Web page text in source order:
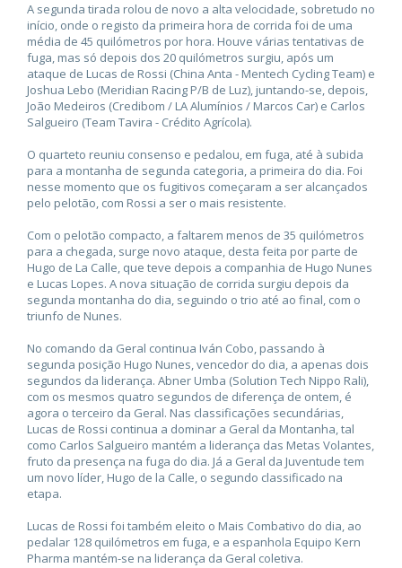
A segunda tirada rolou de novo a alta velocidade, sobretudo no
início, onde o registo da primeira hora de corrida foi de uma
média de 45 quilómetros por hora. Houve várias tentativas de
fuga, mas só depois dos 20 quilómetros surgiu, após um
ataque de Lucas de Rossi (China Anta - Mentech Cycling Team) e
Joshua Lebo (Meridian Racing P/B de Luz), juntando-se, depois,
João Medeiros (Credibom / LA Alumínios / Marcos Car) e Carlos
Salgueiro (Team Tavira - Crédito Agrícola).
O quarteto reuniu consenso e pedalou, em fuga, até à subida
para a montanha de segunda categoria, a primeira do dia. Foi
nesse momento que os fugitivos começaram a ser alcançados
pelo pelotão, com Rossi a ser o mais resistente.
Com o pelotão compacto, a faltarem menos de 35 quilómetros
para a chegada, surge novo ataque, desta feita por parte de
Hugo de La Calle, que teve depois a companhia de Hugo Nunes
e Lucas Lopes. A nova situação de corrida surgiu depois da
segunda montanha do dia, seguindo o trio até ao final, com o
triunfo de Nunes.
No comando da Geral continua Iván Cobo, passando à
segunda posição Hugo Nunes, vencedor do dia, a apenas dois
segundos da liderança. Abner Umba (Solution Tech Nippo Rali),
com os mesmos quatro segundos de diferença de ontem, é
agora o terceiro da Geral. Nas classificações secundárias,
Lucas de Rossi continua a dominar a Geral da Montanha, tal
como Carlos Salgueiro mantém a liderança das Metas Volantes,
fruto da presença na fuga do dia. Já a Geral da Juventude tem
um novo líder, Hugo de la Calle, o segundo classificado na
etapa.
Lucas de Rossi foi também eleito o Mais Combativo do dia, ao
pedalar 128 quilómetros em fuga, e a espanhola Equipo Kern
Pharma mantém-se na liderança da Geral coletiva.